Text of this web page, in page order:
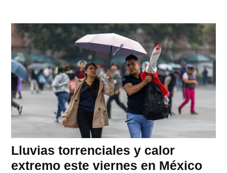
Lluvias torrenciales y calor
extremo este viernes en México